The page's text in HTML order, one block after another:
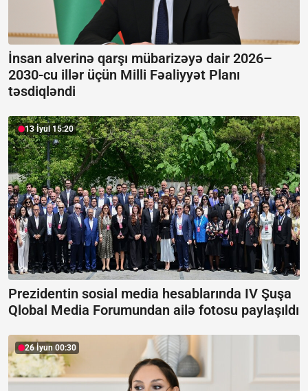
İnsan alverinə qarşı mübarizəyə dair 2026–
2030-cu illər üçün Milli Fəaliyyət Planı
təsdiqləndi
13 İyul 15:20
Prezidentin sosial media hesablarında IV Şuşa
Qlobal Media Forumundan ailə fotosu paylaşıldı
26 İyun 00:30